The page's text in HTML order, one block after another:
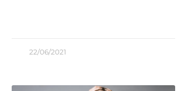
22/06/2021